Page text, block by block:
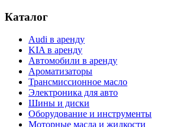
Каталог
Audi в аренду
KIA в аренду
Автомобили в аренду
Ароматизаторы
Трансмиссионное масло
Электроника для авто
Шины и диски
Оборудование и инструменты
Моторные масла и жидкости